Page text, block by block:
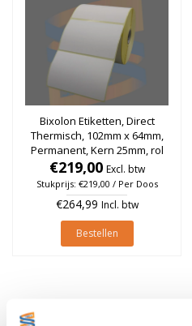
Bixolon Etiketten, Direct
Thermisch, 102mm x 64mm,
Permanent, Kern 25mm, rol
à 1.100 stuks (Per doos)
€219,00 Excl. btw
Stukprijs: €219,00 / Per Doos
€264,99 Incl. btw
Bestellen